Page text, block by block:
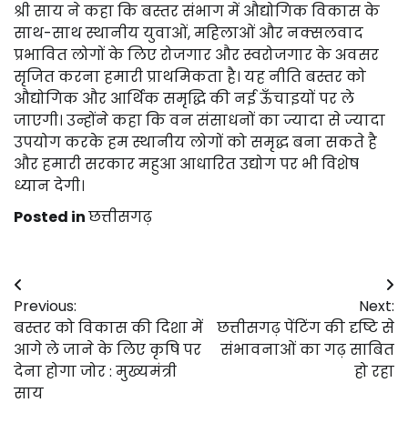
श्री साय ने कहा कि बस्तर संभाग में औद्योगिक विकास के
साथ-साथ स्थानीय युवाओं, महिलाओं और नक्सलवाद
प्रभावित लोगों के लिए रोजगार और स्वरोजगार के अवसर
सृजित करना हमारी प्राथमिकता है। यह नीति बस्तर को
औद्योगिक और आर्थिक समृद्धि की नई ऊँचाइयों पर ले
जाएगी। उन्होंने कहा कि वन संसाधनों का ज्यादा से ज्यादा
उपयोग करके हम स्थानीय लोगों को समृद्ध बना सकते है
और हमारी सरकार महुआ आधारित उद्योग पर भी विशेष
ध्यान देगी।
Posted inछत्तीसगढ़
Post
navigation
Previous:
बस्तर को विकास की दिशा में
आगे ले जाने के लिए कृषि पर
देना होगा जोर : मुख्यमंत्री
साय
Next:
छत्तीसगढ़ पेंटिंग की दृष्टि से
संभावनाओं का गढ़ साबित
हो रहा